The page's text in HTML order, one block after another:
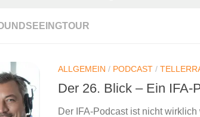
ALLGEMEIN / PODCAST /
Der 26. Blick – Ein IFA-
Der IFA-Podcast ist nicht